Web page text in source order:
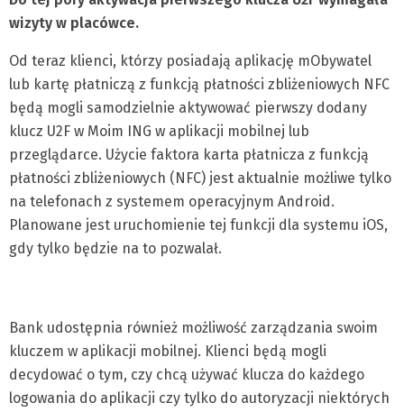
wizyty w placówce.
Od teraz klienci, którzy posiadają aplikację mObywatel
lub kartę płatniczą z funkcją płatności zbliżeniowych NFC
będą mogli samodzielnie aktywować pierwszy dodany
klucz U2F w Moim ING w aplikacji mobilnej lub
przeglądarce. Użycie faktora karta płatnicza z funkcją
płatności zbliżeniowych (NFC) jest aktualnie możliwe tylko
na telefonach z systemem operacyjnym Android.
Planowane jest uruchomienie tej funkcji dla systemu iOS,
gdy tylko będzie na to pozwalał.
Bank udostępnia również możliwość zarządzania swoim
kluczem w aplikacji mobilnej. Klienci będą mogli
decydować o tym, czy chcą używać klucza do każdego
logowania do aplikacji czy tylko do autoryzacji niektórych